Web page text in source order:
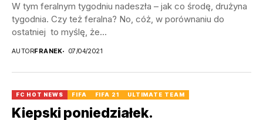
W tym feralnym tygodniu nadeszła – jak co środę, drużyna
tygodnia. Czy też feralna? No, cóż, w porównaniu do
ostatniej to myślę, że...
AUTORFRANEK 07/04/2021
FC HOT NEWS FIFA FIFA 21 ULTIMATE TEAM
Kiepski poniedziałek.